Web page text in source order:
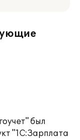
был
"1С:Зарплата